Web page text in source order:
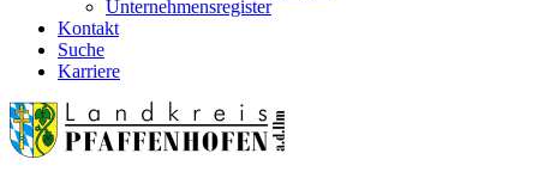
Unternehmensregister
Kontakt
Suche
Karriere